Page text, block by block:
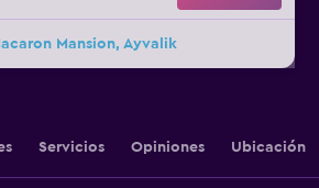
Mansion, Ayvalik
Servicios Opiniones Ubicación